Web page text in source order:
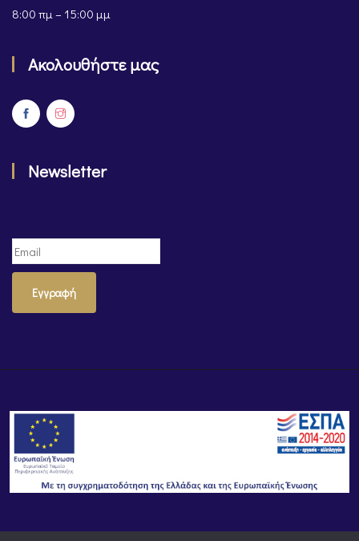
8:00 πμ – 15:00 μμ
Ακολουθήστε μας
Newsletter
Εγγραφή